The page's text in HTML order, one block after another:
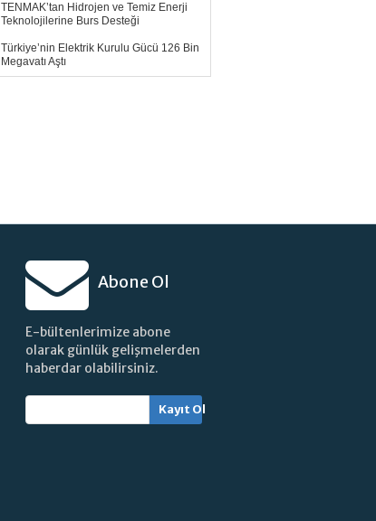
TENMAK’tan Hidrojen ve Temiz Enerji
Teknolojilerine Burs Desteği
Türkiye’nin Elektrik Kurulu Gücü 126 Bin
Megavatı Aştı
Abone Ol
E-bültenlerimize abone
olarak günlük gelişmelerden
haberdar olabilirsiniz.
Kayıt Ol